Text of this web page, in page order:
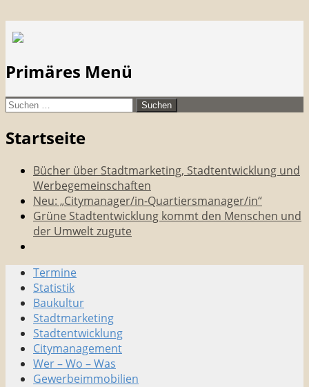
citymanager.de®
Primäres Menü
Zum
springen
Suchen
Startseite
Bücher über Stadtmarketing, Stadtentwicklung und
Werbegemeinschaften
Neu: „Citymanager/in-Quartiersmanager/in“
Grüne Stadtentwicklung kommt den Menschen und
der Umwelt zugute
Stadtmarketing • Quartiersmanagement
Termine
Statistik
Baukultur
Stadtmarketing
Stadtentwicklung
Citymanagement
Wer – Wo – Was
Gewerbeimmobilien